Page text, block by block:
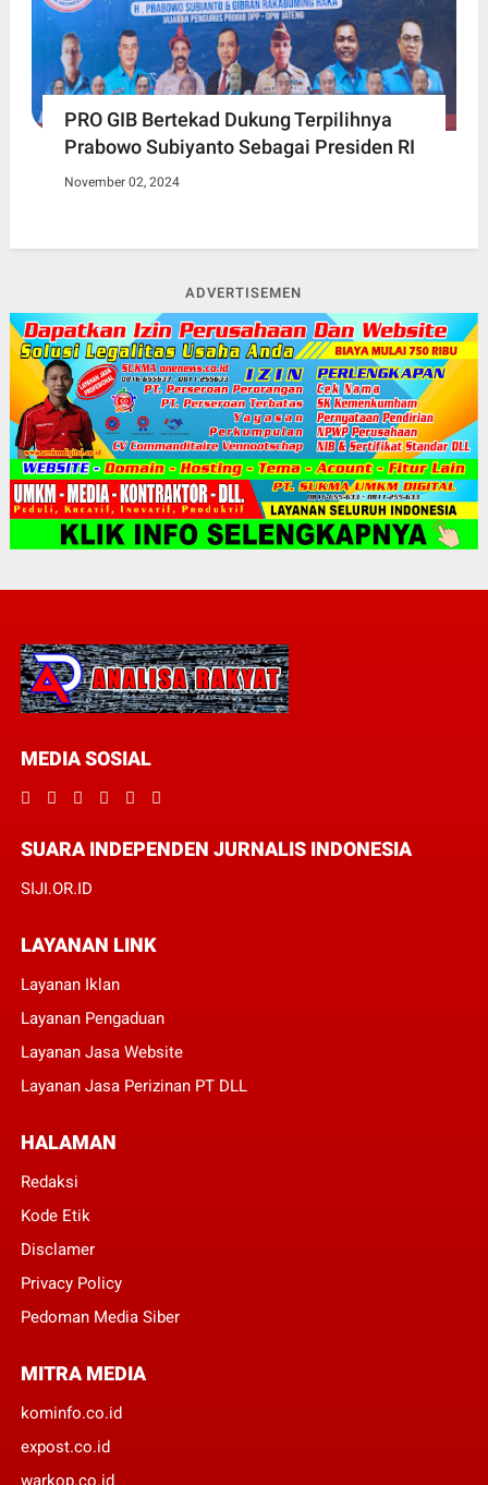
PRO GIB Bertekad Dukung Terpilihnya
Prabowo Subiyanto Sebagai Presiden RI
November 02, 2024
ADVERTISEMEN
MEDIA SOSIAL
SUARA INDEPENDEN JURNALIS INDONESIA
SIJI.OR.ID
LAYANAN LINK
Layanan Iklan
Layanan Pengaduan
Layanan Jasa Website
Layanan Jasa Perizinan PT DLL
HALAMAN
Redaksi
Kode Etik
Disclamer
Privacy Policy
Pedoman Media Siber
MITRA MEDIA
kominfo.co.id
expost.co.id
warkop.co.id